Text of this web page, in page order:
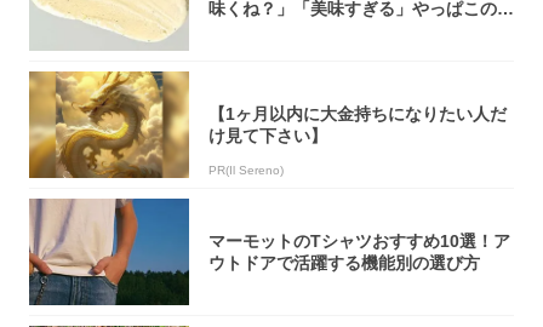
味くね？」「美味すぎる」やっぱこのク
【1ヶ月以内に大金持ちになりたい人だ
け見て下さい】
PR(Il Sereno)
マーモットのTシャツおすすめ10選！ア
ウトドアで活躍する機能別の選び方